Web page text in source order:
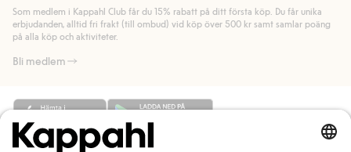
Läs mer
Läs mer
Som medlem i Kappahl Club får du 15% rabatt på ditt första köp. Du får unika
erbjudanden, alltid fri frakt (till ombud) vid köp över 500 kr samt samlar poäng
på alla köp och aktiviteter.
Bli medlem